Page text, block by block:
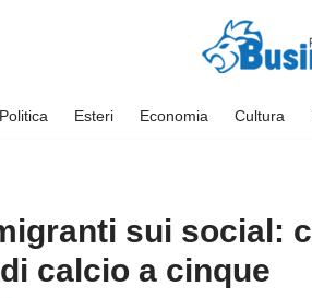
Politica Esteri Economia Cultura
sui social:
calcio a cinque